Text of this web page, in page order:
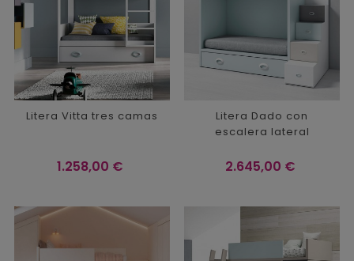
Litera Vitta tres camas
Precio
1.258,00 €
Litera Dado con
escalera lateral
Precio
2.645,00 €